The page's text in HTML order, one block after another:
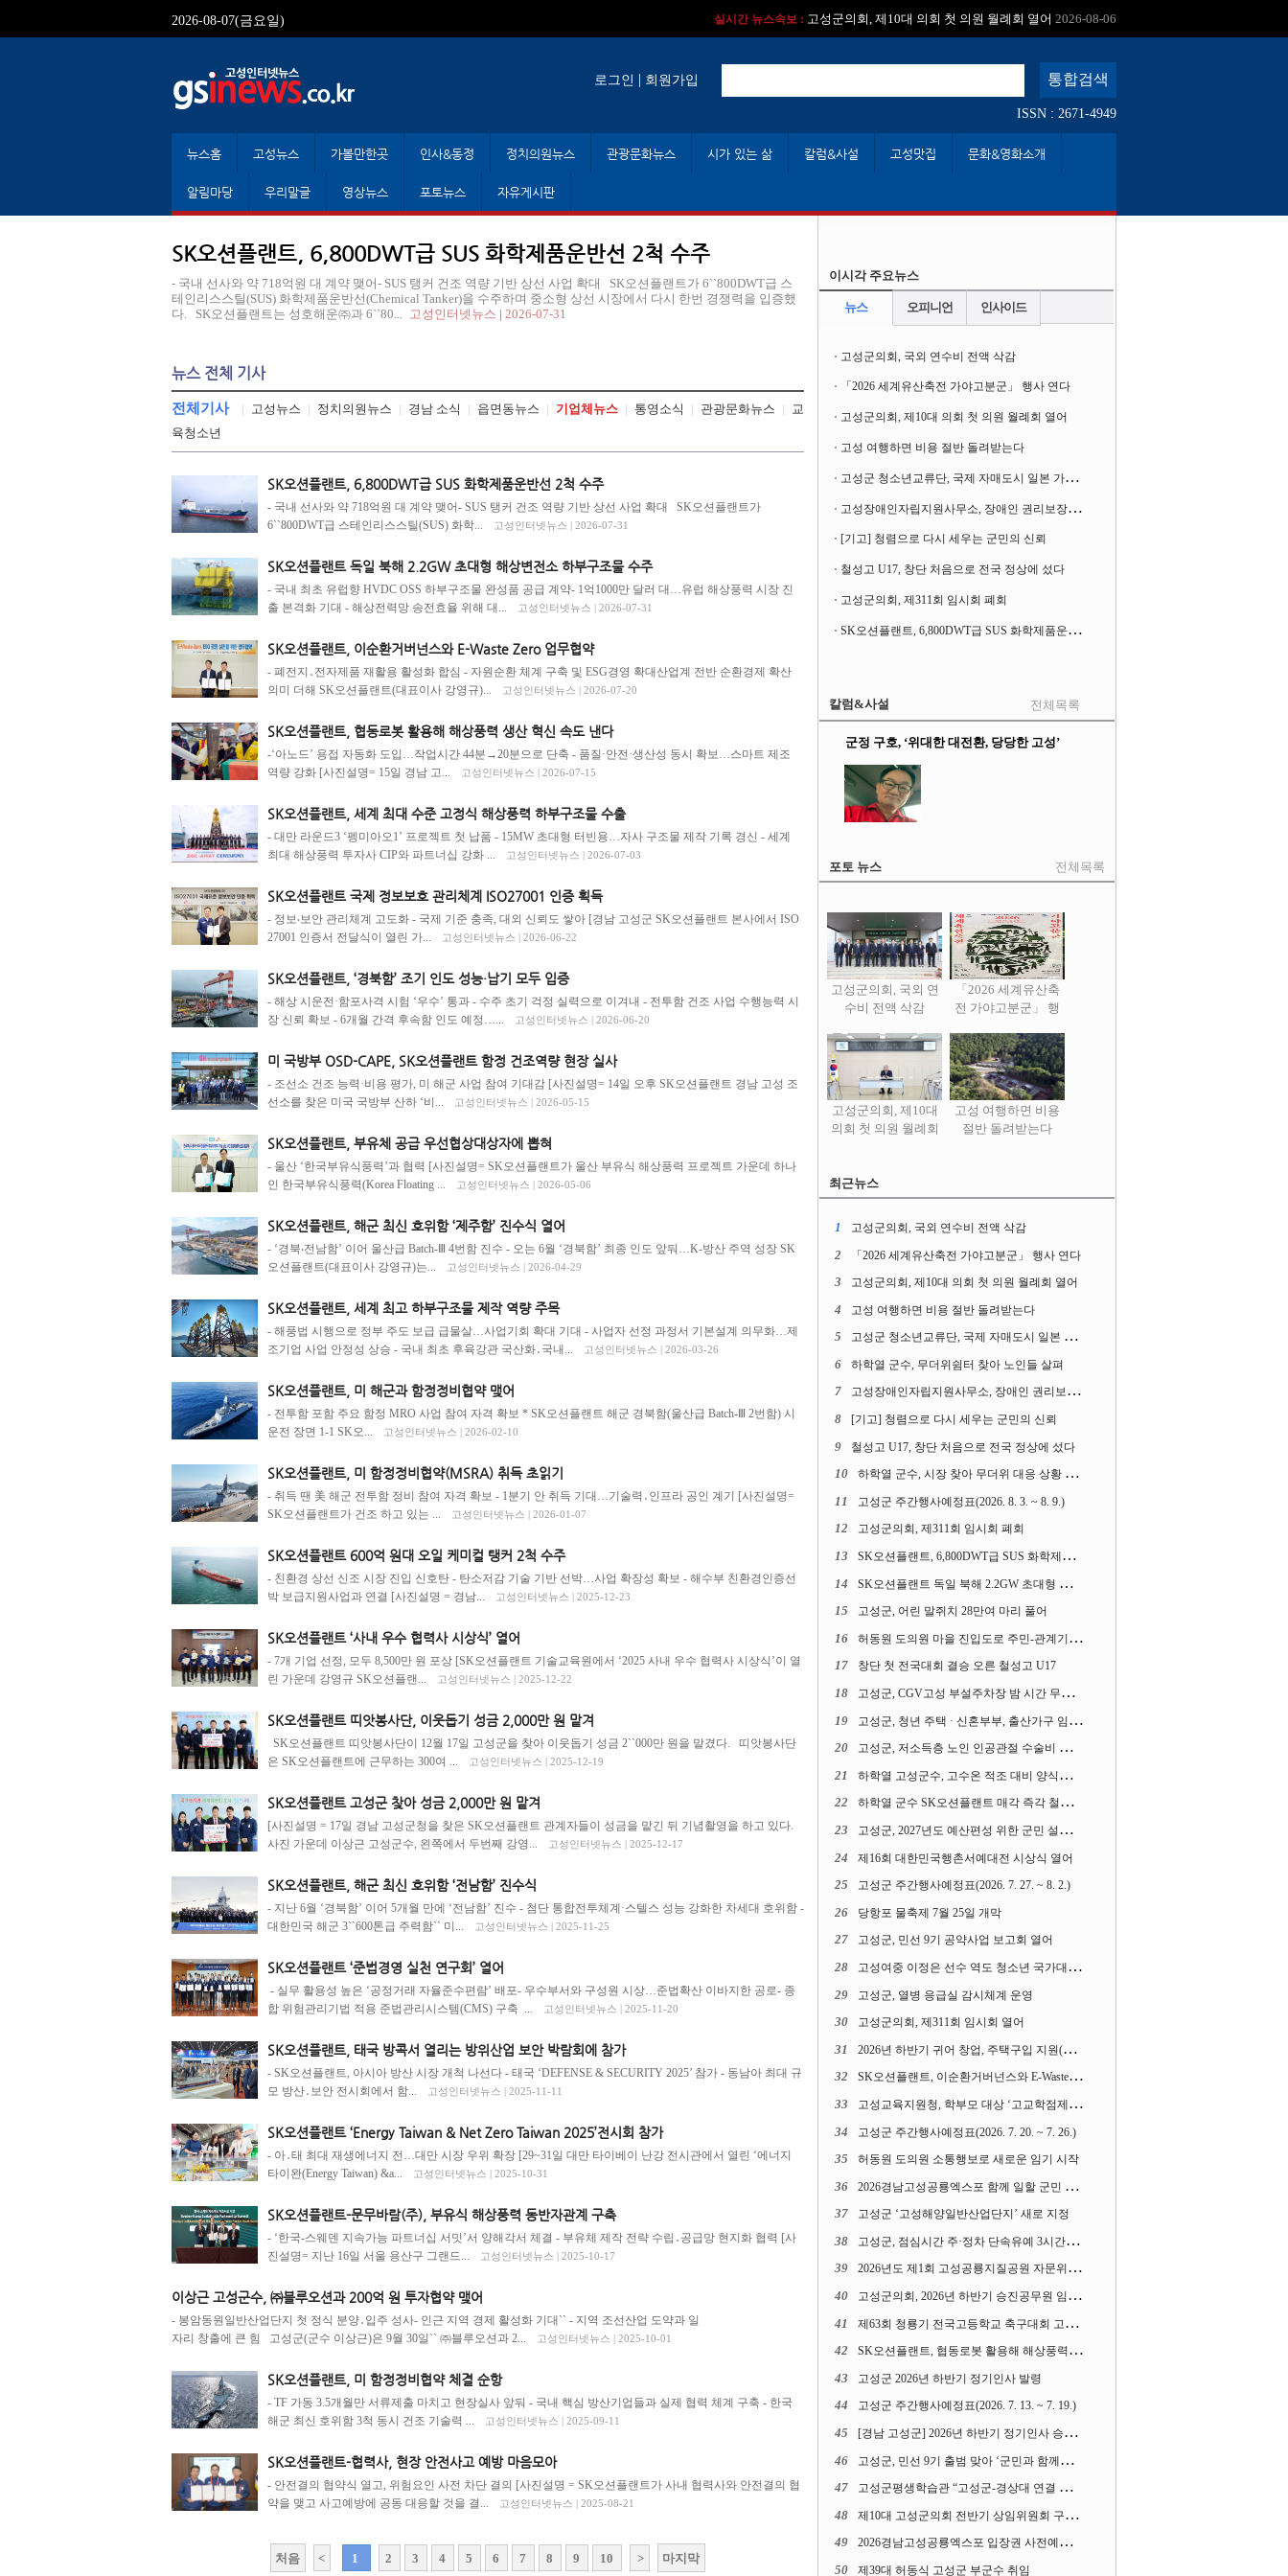
2026-08-07(금요일) 실시간 뉴스속보 : 고성군의회, 제10대 의회 첫 의원 월례회 열어 2026-08-06
로그인 | 회원가입
ISSN : 2671-4949
뉴스홈 고성뉴스 가볼만한곳 인사&동정 정치의원뉴스 관광문화뉴스 시가 있는 삶 칼럼&사설 고성맛집 문화&영화소개
알림마당 우리말글 영상뉴스 포토뉴스 자유게시판
SK오션플랜트, 6,800DWT급 SUS 화학제품운반선 2척 수주
- 국내 선사와 약 718억원 대 계약 맺어- SUS 탱커 건조 역량 기반 상선 사업 확대 SK오션플랜트가 6``800DWT급 스
테인리스스틸(SUS) 화학제품운반선(Chemical Tanker)을 수주하며 중소형 상선 시장에서 다시 한번 경쟁력을 입증했
다. SK오션플랜트는 성호해운㈜과 6``80...
고성인터넷뉴스 | 2026-07-31
뉴스 전체 기사
전체기사 고성뉴스 정치의원뉴스 경남 소식 읍면동뉴스 기업체뉴스 통영소식 관광문화뉴스
교
육청소년
SK오션플랜트, 6,800DWT급 SUS 화학제품운반선 2척 수주
- 국내 선사와 약 718억원 대 계약 맺어- SUS 탱커 건조 역량 기반 상선 사업 확대 SK오션플랜트가
6``800DWT급 스테인리스스틸(SUS) 화학...
고성인터넷뉴스 | 2026-07-31
SK오션플랜트 독일 북해 2.2GW 초대형 해상변전소 하부구조물 수주
- 국내 최초 유럽향 HVDC OSS 하부구조물 완성품 공급 계약- 1억1000만 달러 대…유럽 해상풍력 시장 진
출 본격화 기대 - 해상전력망 송전효율 위해 대...
고성인터넷뉴스 | 2026-07-31
SK오션플랜트, 이순환거버넌스와 E-Waste Zero 업무협약
- 폐전지․전자제품 재활용 활성화 합심 - 자원순환 체계 구축 및 ESG경영 확대산업계 전반 순환경제 확산
의미 더해 SK오션플랜트(대표이사 강영규)...
고성인터넷뉴스 | 2026-07-20
SK오션플랜트, 협동로봇 활용해 해상풍력 생산 혁신 속도 낸다
-‘아노드’ 용접 자동화 도입…작업시간 44분→20분으로 단축 - 품질·안전·생산성 동시 확보…스마트 제조
역량 강화 [사진설명= 15일 경남 고...
고성인터넷뉴스 | 2026-07-15
SK오션플랜트, 세계 최대 수준 고정식 해상풍력 하부구조물 수출
- 대만 라운드3 ‘펭미아오1’ 프로젝트 첫 납품 - 15MW 초대형 터빈용…자사 구조물 제작 기록 경신 - 세계
최대 해상풍력 투자사 CIP와 파트너십 강화 ...
고성인터넷뉴스 | 2026-07-03
SK오션플랜트 국제 정보보호 관리체계 ISO27001 인증 획득
- 정보‧보안 관리체계 고도화 - 국제 기준 충족, 대외 신뢰도 쌓아 [경남 고성군 SK오션플랜트 본사에서 ISO
27001 인증서 전달식이 열린 가...
고성인터넷뉴스 | 2026-06-22
SK오션플랜트, ‘경북함’ 조기 인도 성능·납기 모두 입증
- 해상 시운전·함포사격 시험 ‘우수’ 통과 - 수주 초기 걱정 실력으로 이겨내 - 전투함 건조 사업 수행능력 시
장 신뢰 확보 - 6개월 간격 후속함 인도 예정…...
고성인터넷뉴스 | 2026-06-20
미 국방부 OSD-CAPE, SK오션플랜트 함정 건조역량 현장 실사
- 조선소 건조 능력·비용 평가, 미 해군 사업 참여 기대감 [사진설명= 14일 오후 SK오션플랜트 경남 고성 조
선소를 찾은 미국 국방부 산하 ‘비...
고성인터넷뉴스 | 2026-05-15
SK오션플랜트, 부유체 공급 우선협상대상자에 뽑혀
- 울산 ‘한국부유식풍력’과 협력 [사진설명= SK오션플랜트가 울산 부유식 해상풍력 프로젝트 가운데 하나
인 한국부유식풍력(Korea Floating ...
고성인터넷뉴스 | 2026-05-06
SK오션플랜트, 해군 최신 호위함 ‘제주함’ 진수식 열어
- ‘경북‧전남함’ 이어 울산급 Batch-Ⅲ 4번함 진수 - 오는 6월 ‘경북함’ 최종 인도 앞둬…K-방산 주역 성장 SK
오션플랜트(대표이사 강영규)는...
고성인터넷뉴스 | 2026-04-29
SK오션플랜트, 세계 최고 하부구조물 제작 역량 주목
- 해풍법 시행으로 정부 주도 보급 급물살…사업기회 확대 기대 - 사업자 선정 과정서 기본설계 의무화…제
조기업 사업 안정성 상승 - 국내 최초 후육강관 국산화․국내...
고성인터넷뉴스 | 2026-03-26
SK오션플랜트, 미 해군과 함정정비협약 맺어
- 전투함 포함 주요 함정 MRO 사업 참여 자격 확보 * SK오션플랜트 해군 경북함(울산급 Batch-Ⅲ 2번함) 시
운전 장면 1-1 SK오...
고성인터넷뉴스 | 2026-02-10
SK오션플랜트, 미 함정정비협약(MSRA) 취득 초읽기
- 취득 땐 美 해군 전투함 정비 참여 자격 확보 - 1분기 안 취득 기대…기술력․인프라 공인 계기 [사진설명=
SK오션플랜트가 건조 하고 있는 ...
고성인터넷뉴스 | 2026-01-07
SK오션플랜트 600억 원대 오일 케미컬 탱커 2척 수주
- 친환경 상선 신조 시장 진입 신호탄 - 탄소저감 기술 기반 선박…사업 확장성 확보 - 해수부 친환경인증선
박 보급지원사업과 연결 [사진설명 = 경남...
고성인터넷뉴스 | 2025-12-23
SK오션플랜트 ‘사내 우수 협력사 시상식’ 열어
- 7개 기업 선정, 모두 8,500만 원 포상 [SK오션플랜트 기술교육원에서 ‘2025 사내 우수 협력사 시상식’이 열
린 가운데 강영규 SK오션플랜...
고성인터넷뉴스 | 2025-12-22
SK오션플랜트 띠앗봉사단, 이웃돕기 성금 2,000만 원 맡겨
SK오션플랜트 띠앗봉사단이 12월 17일 고성군을 찾아 이웃돕기 성금 2``000만 원을 맡겼다. 띠앗봉사단
은 SK오션플랜트에 근무하는 300여 ...
고성인터넷뉴스 | 2025-12-19
SK오션플랜트 고성군 찾아 성금 2,000만 원 맡겨
[사진설명 = 17일 경남 고성군청을 찾은 SK오션플랜트 관계자들이 성금을 맡긴 뒤 기념촬영을 하고 있다.
사진 가운데 이상근 고성군수, 왼쪽에서 두번째 강영...
고성인터넷뉴스 | 2025-12-17
SK오션플랜트, 해군 최신 호위함 ‘전남함’ 진수식
- 지난 6월 ‘경북함’ 이어 5개월 만에 ‘전남함’ 진수 - 첨단 통합전투체계·스텔스 성능 강화한 차세대 호위함 -
대한민국 해군 3``600톤급 주력함`` 미...
고성인터넷뉴스 | 2025-11-25
SK오션플랜트 ‘준법경영 실천 연구회’ 열어
- 실무 활용성 높은 ‘공정거래 자율준수편람’ 배포- 우수부서와 구성원 시상…준법확산 이바지한 공로- 종
합 위험관리기법 적용 준법관리시스템(CMS) 구축 ...
고성인터넷뉴스 | 2025-11-20
SK오션플랜트, 태국 방콕서 열리는 방위산업 보안 박람회에 참가
- SK오션플랜트, 아시아 방산 시장 개척 나선다 - 태국 ‘DEFENSE & SECURITY 2025’ 참가 - 동남아 최대 규
모 방산․보안 전시회에서 함...
고성인터넷뉴스 | 2025-11-11
SK오션플랜트 ‘Energy Taiwan & Net Zero Taiwan 2025’전시회 참가
- 아․태 최대 재생에너지 전…대만 시장 우위 확장 [29~31일 대만 타이베이 난강 전시관에서 열린 ‘에너지
타이완(Energy Taiwan) &a...
고성인터넷뉴스 | 2025-10-31
SK오션플랜트-문무바람(주), 부유식 해상풍력 동반자관계 구축
- ‘한국-스웨덴 지속가능 파트너십 서밋’서 양해각서 체결 - 부유체 제작 전략 수립․공급망 현지화 협력 [사
진설명= 지난 16일 서울 용산구 그랜드...
고성인터넷뉴스 | 2025-10-17
이상근 고성군수, ㈜블루오션과 200억 원 투자협약 맺어
- 봉암동원일반산업단지 첫 정식 분양․입주 성사- 인근 지역 경제 활성화 기대`` - 지역 조선산업 도약과 일
자리 창출에 큰 힘 고성군(군수 이상근)은 9월 30일`` ㈜블루오션과 2...
고성인터넷뉴스 | 2025-10-01
SK오션플랜트, 미 함정정비협약 체결 순항
- TF 가동 3.5개월만 서류제출 마치고 현장실사 앞둬 - 국내 핵심 방산기업들과 실제 협력 체계 구축 - 한국
해군 최신 호위함 3척 동시 건조 기술력 ...
고성인터넷뉴스 | 2025-09-11
SK오션플랜트-협력사, 현장 안전사고 예방 마음모아
- 안전결의 협약식 열고, 위험요인 사전 차단 결의 [사진설명 = SK오션플랜트가 사내 협력사와 안전결의 협
약을 맺고 사고예방에 공동 대응할 것을 결...
고성인터넷뉴스 | 2025-08-21
처음 < 1 2 3 4 5 6 7 8 9 10 > 마지막
이시각 주요뉴스
뉴스 오피니언 인사이드
고성군의회, 국외 연수비 전액 삭감
「2026 세계유산축전 가야고분군」 행사 연다
고성군의회, 제10대 의회 첫 의원 월례회 열어
고성 여행하면 비용 절반 돌려받는다
고
성군 청소년교류단, 국제 자매도시 일본 가사오카시 찾아
고
성장애인자립지원사무소, 장애인 권리보장 촉구 1인 시위 벌여
[기고] 청렴으로 다시 세우는 군민의 신뢰
철성고 U17, 창단 처음으로 전국 정상에 섰다
고성군의회, 제311회 임시회 폐회
S
K오션플랜트, 6,800DWT급 SUS 화학제품운반선 2척 수주
칼럼&사설 전체목록
군정 구호, ‘위대한 대전환, 당당한 고성’
포토 뉴스 전체목록
고성군의회, 국외 연
수비 전액 삭감
「2026 세계유산축
전 가야고분군」 행
고성군의회, 제10대
의회 첫 의원 월례회
고성 여행하면 비용
절반 돌려받는다
최근뉴스
1 고성군의회, 국외 연수비 전액 삭감
2 「2026 세계유산축전 가야고분군」 행사 연다
3 고성군의회, 제10대 의회 첫 의원 월례회 열어
4 고성 여행하면 비용 절반 돌려받는다
5 고성군 청소년교류단, 국제 자매도시 일본 가사오카시 찾아
6 하학열 군수, 무더위쉼터 찾아 노인들 살펴
7 고성장애인자립지원사무소, 장애인 권리보장 촉구 1인 시위 벌여
8 [기고] 청렴으로 다시 세우는 군민의 신뢰
9 철성고 U17, 창단 처음으로 전국 정상에 섰다
10 하학열 군수, 시장 찾아 무더위 대응 상황 살펴
11 고성군 주간행사예정표(2026. 8. 3. ~ 8. 9.)
12 고성군의회, 제311회 임시회 폐회
13 SK오션플랜트, 6,800DWT급 SUS 화학제품운반선 2척 수주
14 SK오션플랜트 독일 북해 2.2GW 초대형 해상변전소 하부구조물 수주
15 고성군, 어린 말쥐치 28만여 마리 풀어
16 허동원 도의원 마을 진입도로 주민-관계기관과 함께 간담회 열어
17 창단 첫 전국대회 결승 오른 철성고 U17
18 고성군, CGV고성 부설주차장 밤 시간 무료 개방한다
19 고성군, 청년 주택 · 신혼부부, 출산가구 임차보증금 대출이자 지원사업 시행
20 고성군, 저소득층 노인 인공관절 수술비 지원사업 계속 추진
21 하학열 고성군수, 고수온 적조 대비 양식장 현장점검
22 하학열 군수 SK오션플랜트 매각 즉각 철회 촉구 기자회견 열어
23 고성군, 2027년도 예산편성 위한 군민 설문조사 실시
24 제16회 대한민국행촌서예대전 시상식 열어
25 고성군 주간행사예정표(2026. 7. 27. ~ 8. 2.)
26 당항포 물축제 7월 25일 개막
27 고성군, 민선 9기 공약사업 보고회 열어
28 고성여중 이정은 선수 역도 청소년 국가대표에 뽑혀
29 고성군, 열병 응급실 감시체계 운영
30 고성군의회, 제311회 임시회 열어
31 2026년 하반기 귀어 창업, 주택구입 지원(융자) 사업대상자 모집
32 SK오션플랜트, 이순환거버넌스와 E-Waste Zero 업무협약
33 고성교육지원청, 학부모 대상 ‘고교학점제와 대입제도 설명회’ 열어
34 고성군 주간행사예정표(2026. 7. 20. ~ 7. 26.)
35 허동원 도의원 소통행보로 새로운 임기 시작
36 2026경남고성공룡엑스포 함께 일할 군민 모집
37 고성군 ‘고성해양일반산업단지’ 새로 지정
38 고성군, 점심시간 주·정차 단속유예 3시간으로 확대
39 2026년도 제1회 고성공룡지질공원 자문위원회 열어
40 고성군의회, 2026년 하반기 승진공무원 임용장 수여
41 제63회 청룡기 전국고등학교 축구대회 고성서 열린다
42 SK오션플랜트, 협동로봇 활용해 해상풍력 생산 혁신 속도 낸다
43 고성군 2026년 하반기 정기인사 발령
44 고성군 주간행사예정표(2026. 7. 13. ~ 7. 19.)
45 [경남 고성군] 2026년 하반기 정기인사 승진심사 결과
46 고성군, 민선 9기 출범 맞아 ‘군민과 함께하는 대전환 소통간담회’ 열어
47 고성군평생학습관 “고성군-경상대 연결 평생교육” 운영
48 제10대 고성군의회 전반기 상임위원회 구성 완료
49 2026경남고성공룡엑스포 입장권 사전예매 시작
50 제39대 허동식 고성군 부군수 취임